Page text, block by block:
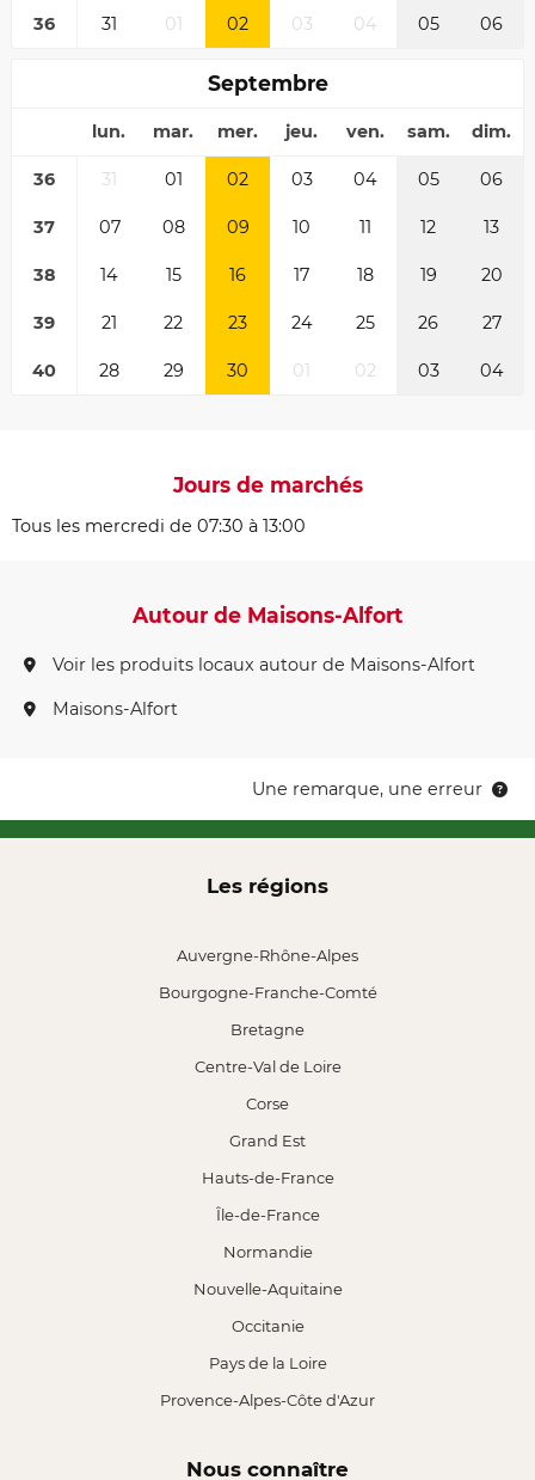
36 31 01 02 03 04 05 06
Septembre
lun. mar. mer. jeu. ven. sam. dim.
36 31 01 02 03 04 05 06
37 07 08 09 10 11 12 13
38 14 15 16 17 18 19 20
39 21 22 23 24 25 26 27
40 28 29 30 01 02 03 04
Jours de marchés
Tous les mercredi de 07:30 à 13:00
Autour de Maisons-Alfort
Voir les produits locaux autour de Maisons-Alfort
Maisons-Alfort
Une remarque, une erreur
Les régions
Auvergne-Rhône-Alpes
Bourgogne-Franche-Comté
Bretagne
Centre-Val de Loire
Corse
Grand Est
Hauts-de-France
Île-de-France
Normandie
Nouvelle-Aquitaine
Occitanie
Pays de la Loire
Provence-Alpes-Côte d'Azur
Nous connaître